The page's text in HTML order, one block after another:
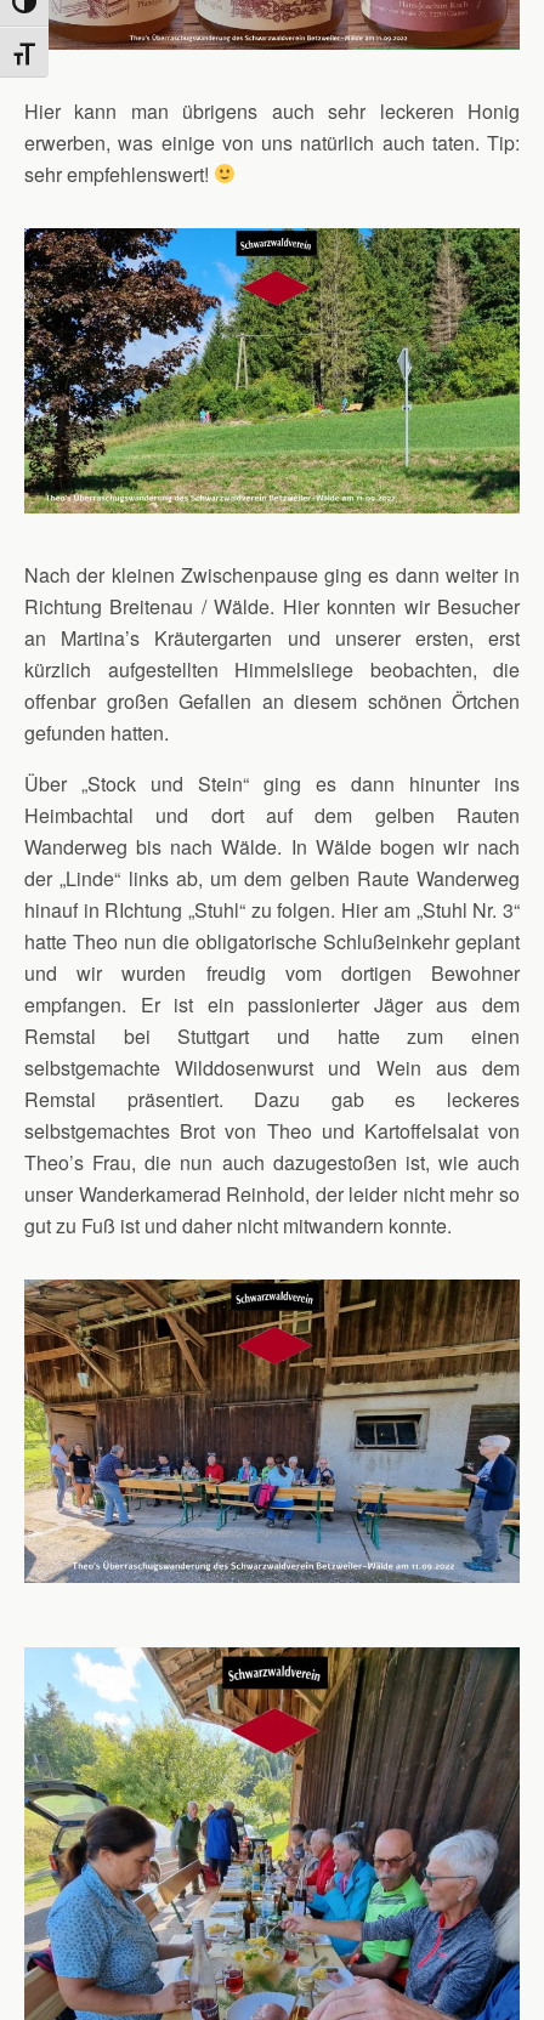
Umschalten auf hohe Kontraste
Schrift vergrößern
Hier kann man übrigens auch sehr leckeren Honig
erwerben, was einige von uns natürlich auch taten. Tip:
sehr empfehlenswert!
Nach der kleinen Zwischenpause ging es dann weiter in
Richtung Breitenau / Wälde. Hier konnten wir Besucher
an Martina’s Kräutergarten und unserer ersten, erst
kürzlich aufgestellten Himmelsliege beobachten, die
offenbar großen Gefallen an diesem schönen Örtchen
gefunden hatten.
Über „Stock und Stein“ ging es dann hinunter ins
Heimbachtal und dort auf dem gelben Rauten
Wanderweg bis nach Wälde. In Wälde bogen wir nach
der „Linde“ links ab, um dem gelben Raute Wanderweg
hinauf in RIchtung „Stuhl“ zu folgen. Hier am „Stuhl Nr. 3“
hatte Theo nun die obligatorische Schlußeinkehr geplant
und wir wurden freudig vom dortigen Bewohner
empfangen. Er ist ein passionierter Jäger aus dem
Remstal bei Stuttgart und hatte zum einen
selbstgemachte Wilddosenwurst und Wein aus dem
Remstal präsentiert. Dazu gab es leckeres
selbstgemachtes Brot von Theo und Kartoffelsalat von
Theo’s Frau, die nun auch dazugestoßen ist, wie auch
unser Wanderkamerad Reinhold, der leider nicht mehr so
gut zu Fuß ist und daher nicht mitwandern konnte.